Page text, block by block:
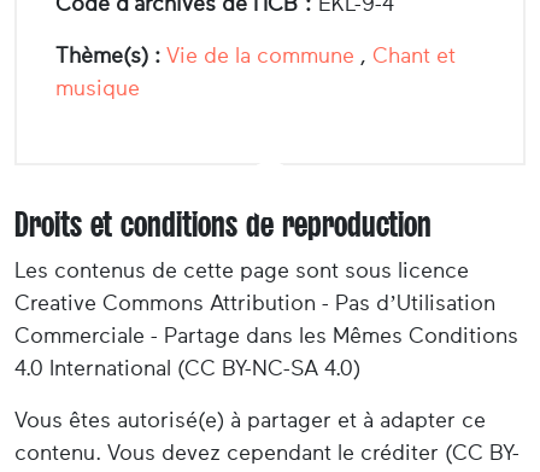
Thème(s) : Vie de la commune , Chant et
musique
Droits et conditions de reproduction
Les contenus de cette page sont sous licence
Creative Commons Attribution - Pas d’Utilisation
Commerciale - Partage dans les Mêmes Conditions
4.0 International (CC BY-NC-SA 4.0)
Vous êtes autorisé(e) à partager et à adapter ce
contenu. Vous devez cependant le créditer (CC BY-